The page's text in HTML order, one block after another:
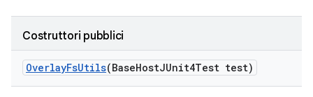
Costruttori pubblici
OverlayFsUtils(BaseHostJUnit4Test test)